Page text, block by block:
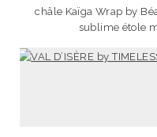
châle Kaïga Wrap by
sublime étole